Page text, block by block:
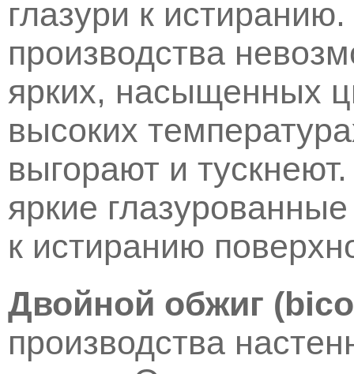
глазури к
производства
ярких, насыщенных
высоких
выгорают и
яркие
к истиранию
Двойной обжиг
производства